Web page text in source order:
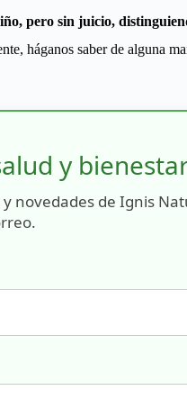
pero sin juicio,
háganos saber de alguna
y
novedades de Ignis